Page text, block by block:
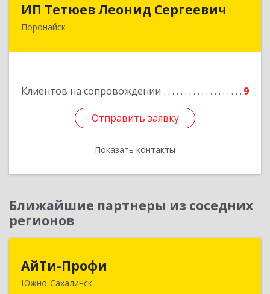
ИП Тетюев Леонид Сергеевич
Поронайск
Клиентов на сопровождении 9
Отправить заявку
Показать контакты
694242, Сахалинская обл, Поронайск г, Фрунзе
Отправить заявку
Назад
Ближайшие партнеры из соседних
регионов
АйТи-Профи
Южно-Сахалинск693023, Сахалинская обл, город Южно-